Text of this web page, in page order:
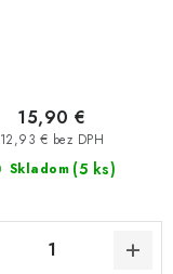
Skladom (5 ks)
12,93 € bez DPH
15,90 €